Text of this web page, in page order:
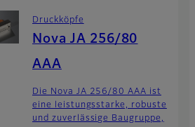
Druckköpfe
Nova JA 256/80
AAA
Die Nova JA 256/80 AAA ist
eine leistungsstarke, robuste
und zuverlässige Baugruppe,